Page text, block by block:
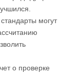
могут
о проверке